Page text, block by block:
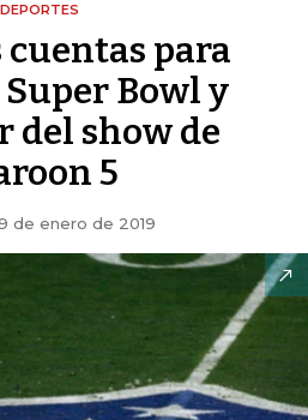
DEPORTES
cuentas para
Bowl y
del show de
5
de enero de 2019